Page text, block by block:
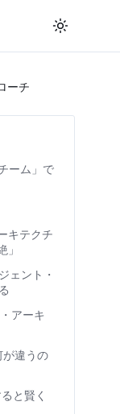
ーチ
ーム」で
キテクチ
」
ェント・
アーキ
が違うの
と賢く